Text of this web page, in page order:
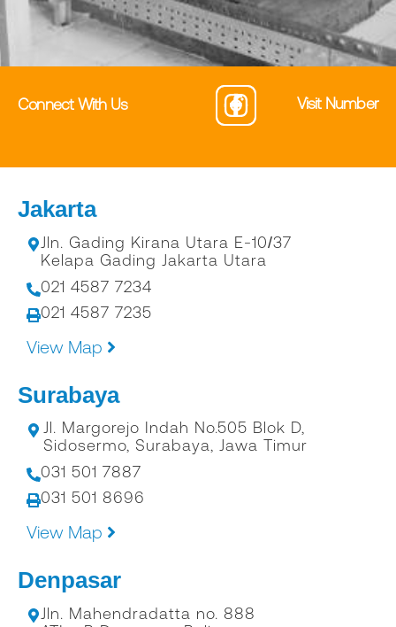
Connect With Us Visit Number
Jakarta
Jln. Gading Kirana Utara E-10/37
Kelapa Gading Jakarta Utara
021 4587 7234
021 4587 7235
View Map
Surabaya
Jl. Margorejo Indah No.505 Blok D,
Sidosermo, Surabaya, Jawa Timur
031 501 7887
031 501 8696
View Map
Denpasar
Jln. Mahendradatta no. 888